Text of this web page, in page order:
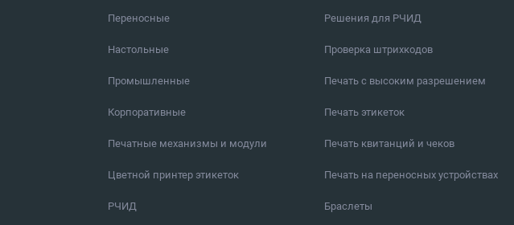
Переносные
Настольные
Промышленные
Корпоративные
Печатные механизмы и модули
Цветной принтер этикеток
РЧИД
Решения для РЧИД
Проверка штрихкодов
Печать с высоким разрешением
Печать этикеток
Печать квитанций и чеков
Печать на переносных устройствах
Браслеты